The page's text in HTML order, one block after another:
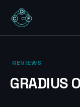
REVIEWS
‎ REVIEWS‎
GRADIUS